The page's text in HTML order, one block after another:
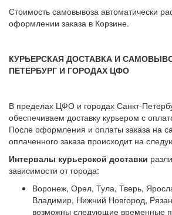
Стоимость самовывоза автоматически
оформлении заказа в Корзине.
КУРЬЕРСКАЯ ДОСТАВКА И
ПЕТЕРБУРГ И ГОРОДАХ ЦФО
В пределах ЦФО и городах Санкт-
обеспечиваем доставку курьером с
После оформления и оплаты заказа на
оплаченного заказа происходит на
Интервалы курьерской доставки
зависимости от города:
Воронеж, Орел, Тула, Тверь,
Владимир, Нижний Новгород,
возможны следующие временные